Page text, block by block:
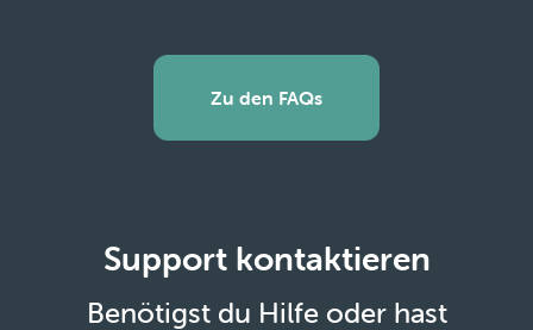
Zu den FAQs
Support kontaktieren
Benötigst du Hilfe oder hast